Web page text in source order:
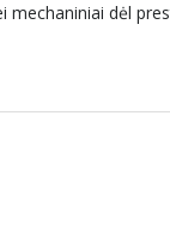
mechaniniai dėl